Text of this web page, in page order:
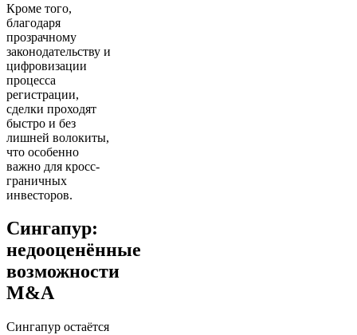
Кроме того,
благодаря
прозрачному
законодательству и
цифровизации
процесса
регистрации,
сделки проходят
быстро и без
лишней волокиты,
что особенно
важно для кросс-
граничных
инвесторов.
Сингапур:
недооценённые
возможности
M&A
Сингапур остаётся